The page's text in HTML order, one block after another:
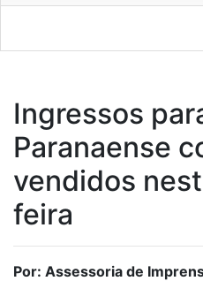
Ingressos
Paranaense
vendidos
feira
Por: Assessoria de